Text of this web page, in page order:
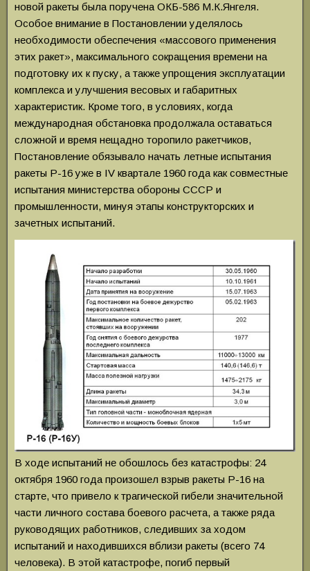
новой ракеты была поручена ОКБ-586 М.К.Янгеля.
Особое внимание в Постановлении уделялось
необходимости обеспечения «массового применения
этих ракет», максимального сокращения времени на
подготовку их к пуску, а также упрощения эксплуатации
комплекса и улучшения весовых и габаритных
характеристик. Кроме того, в условиях, когда
международная обстановка продолжала оставаться
сложной и время нещадно торопило ракетчиков,
Постановление обязывало начать летные испытания
ракеты Р-16 уже в IV квартале 1960 года как совместные
испытания министерства обороны СССР и
промышленности, минуя этапы конструкторских и
зачетных испытаний.
В ходе испытаний не обошлось без катастрофы: 24
октября 1960 года произошел взрыв ракеты Р-16 на
старте, что привело к трагической гибели значительной
части личного состава боевого расчета, а также ряда
руководящих работников, следивших за ходом
испытаний и находившихся вблизи ракеты (всего 74
человека). В этой катастрофе, погиб первый